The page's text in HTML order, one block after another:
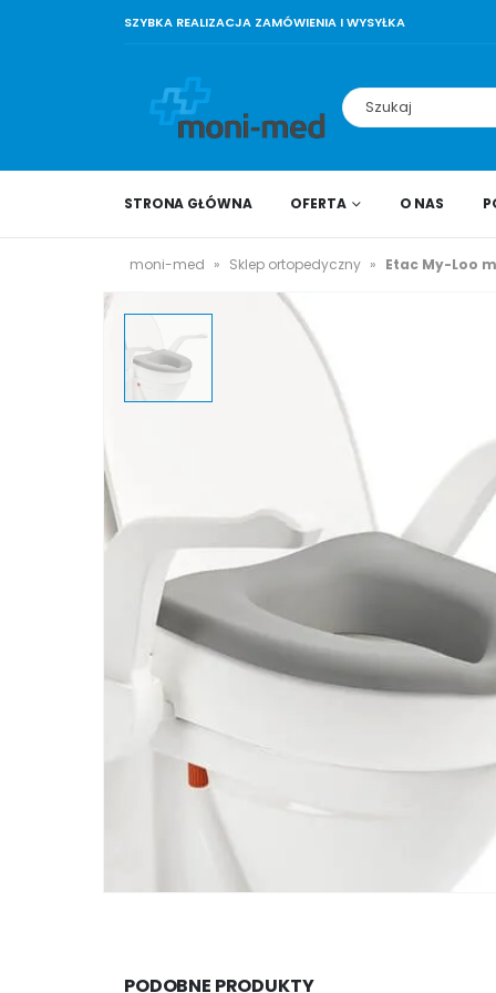
SZYBKA REALIZACJA ZAMÓWIENIA I WYSYŁKA
STRONA GŁÓWNA OFERTA O NAS
moni-med » Sklep ortopedyczny » Etac My-Loo
PODOBNE PRODUKTY